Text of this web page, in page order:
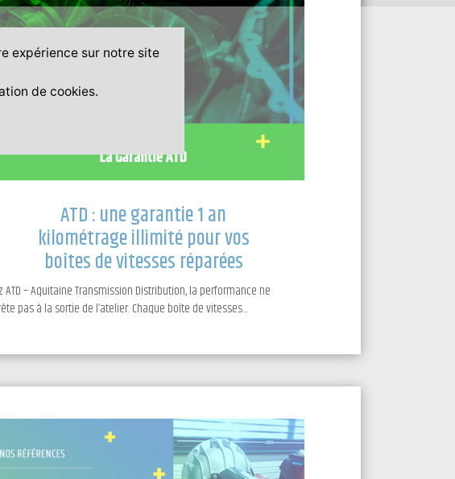
ATD : une garantie 1 an
kilométrage illimité pour vos
boîtes de vitesses réparées
ATD – Aquitaine Transmission Distribution, la performance ne
pas à la sortie de l’atelier. Chaque boîte de vitesses...
expérience sur notre site
de cookies.